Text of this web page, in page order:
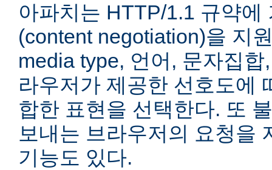
아파치는 HTTP/1.1 규약에
(content negotiation)을 지
media type, 언어, 문자집
라우저가 제공한 선호도에
합한 표현을 선택한다. 또
보내는 브라우저의 요청을
기능도 있다.